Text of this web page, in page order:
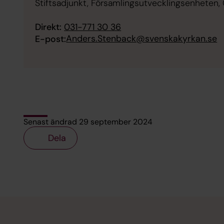
Stiftsadjunkt,
Direkt: 031-771 30 36
E-post:Anders.Stenback@svenskakyrkan.se
Senast ändrad 29 september 2024
Dela